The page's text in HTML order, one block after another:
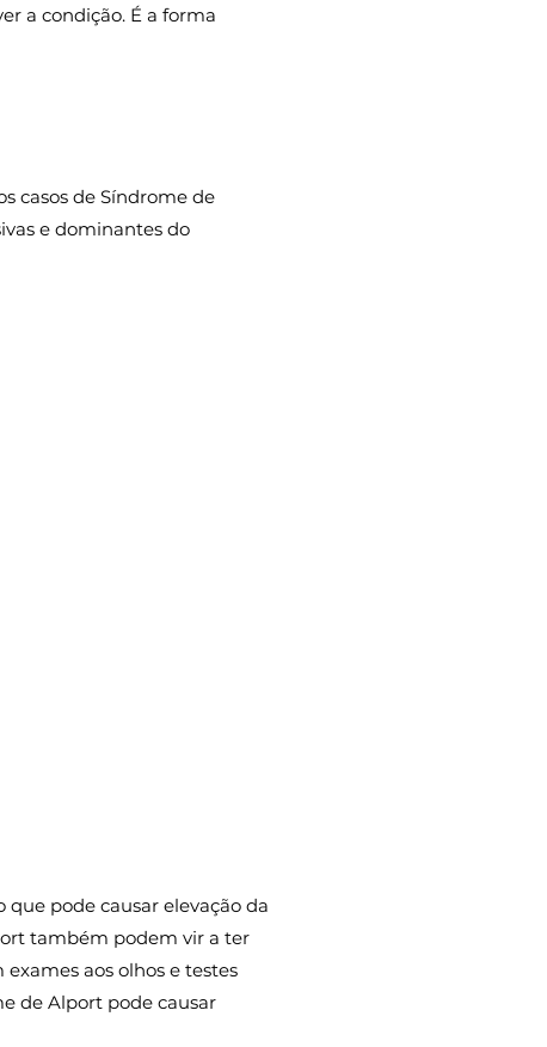
a condição. É a forma
casos de Síndrome de
e dominantes do
pode causar elevação da
também podem vir a ter
aos olhos e testes
de Alport pode causar